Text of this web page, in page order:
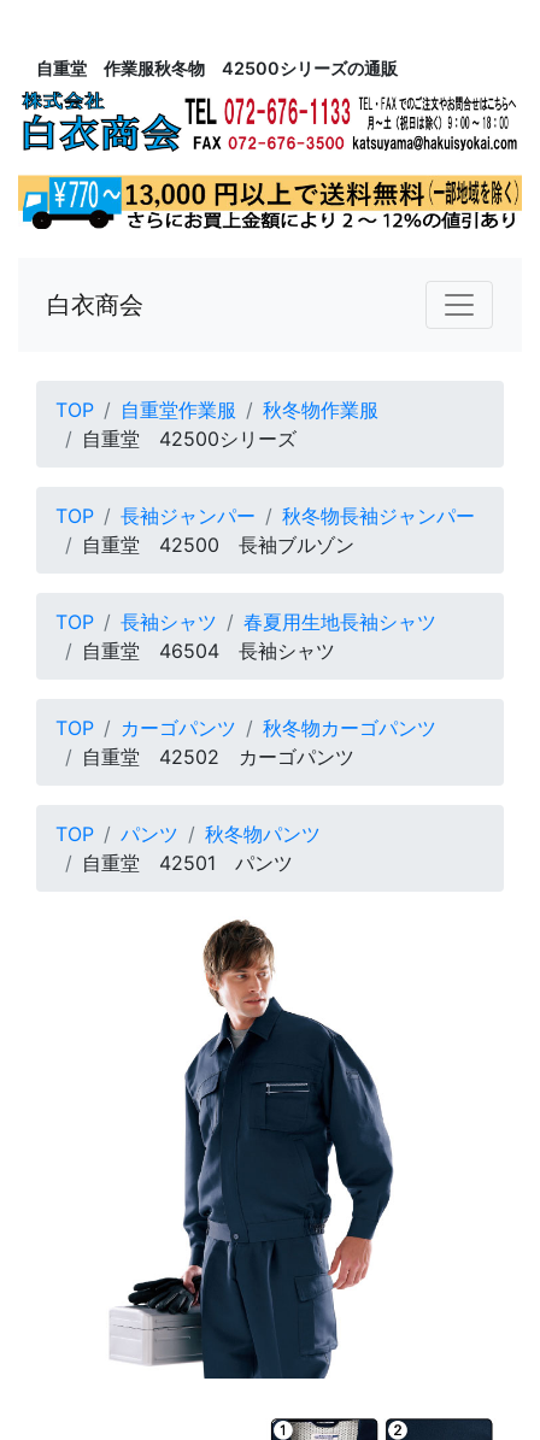
自重堂 作業服秋冬物 42500シリーズの通販
白衣商会
TOP 自重堂作業服
秋冬物作業服
自重堂 42500シリーズ
TOP 長袖ジャンパー
秋冬物長袖ジャンパー
自重堂 42500 長袖ブルゾン
TOP 長袖シャツ
春夏用生地長袖シャツ
自重堂 46504 長袖シャツ
TOP カーゴパンツ
秋冬物カーゴパンツ
自重堂 42502 カーゴパンツ
TOP パンツ
秋冬物パンツ
自重堂 42501 パンツ